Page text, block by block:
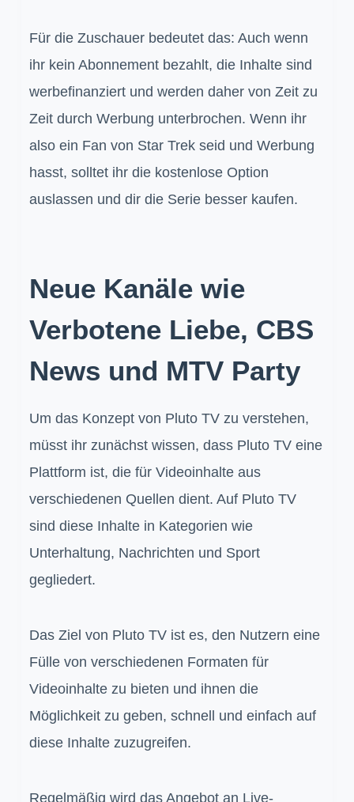
Für die Zuschauer bedeutet das: Auch wenn
ihr kein Abonnement bezahlt, die Inhalte sind
werbefinanziert und werden daher von Zeit zu
Zeit durch Werbung unterbrochen. Wenn ihr
also ein Fan von Star Trek seid und Werbung
hasst, solltet ihr die kostenlose Option
auslassen und dir die Serie besser kaufen.
Neue Kanäle wie
Verbotene Liebe, CBS
News und MTV Party
Um das Konzept von Pluto TV zu verstehen,
müsst ihr zunächst wissen, dass Pluto TV eine
Plattform ist, die für Videoinhalte aus
verschiedenen Quellen dient. Auf Pluto TV
sind diese Inhalte in Kategorien wie
Unterhaltung, Nachrichten und Sport
gegliedert.
Das Ziel von Pluto TV ist es, den Nutzern eine
Fülle von verschiedenen Formaten für
Videoinhalte zu bieten und ihnen die
Möglichkeit zu geben, schnell und einfach auf
diese Inhalte zuzugreifen.
Regelmäßig wird das Angebot an Live-